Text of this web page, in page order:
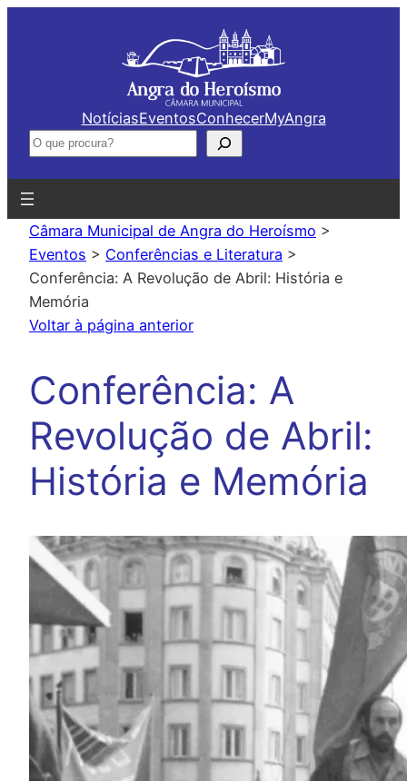
NotíciasEventosConhecerMyAngra
Pesquisar
Câmara Municipal de Angra do Heroísmo >
Eventos > Conferências e Literatura >
Conferência: A Revolução de Abril: História e
Memória
Voltar à página anterior
Conferência: A
Revolução de Abril:
História e Memória